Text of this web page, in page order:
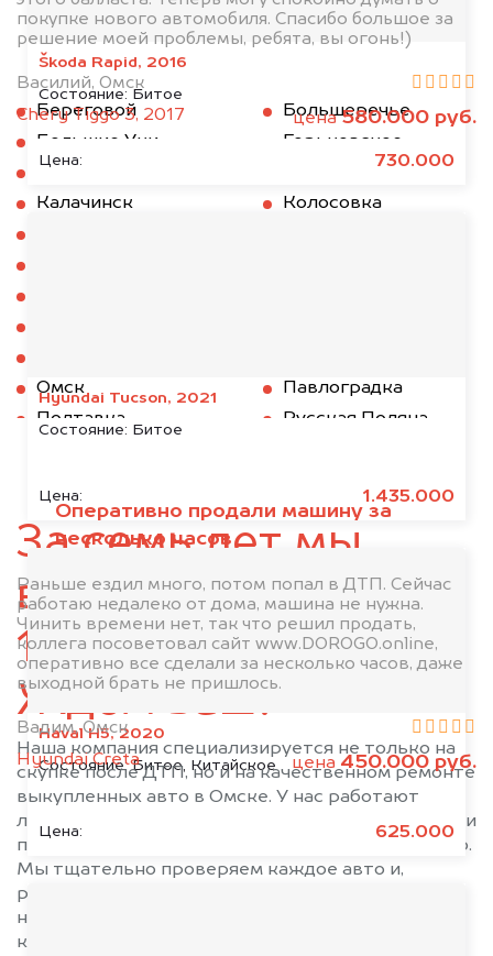
Škoda Rapid, 2016
Состояние: Битое
Цена: 730.000
Hyundai Tucson, 2021
Состояние: Битое
Цена: 1.435.000
Haval H5, 2020
Состояние:Битое, Китайское
Цена: 625.000
покупке нового автомобиля. Спасибо большое за
решение моей проблемы, ребята, вы огонь!)
Василий, Омск
Chery Tiggo 3, 2017
цена580.000 руб.
Оперативно продали машину за
несколько часов
Раньше ездил много, потом попал в ДТП. Сейчас
работаю недалеко от дома, машина не нужна.
Чинить времени нет, так что решил продать,
коллега посоветовал сайт www.DOROGO.online,
оперативно все сделали за несколько часов, даже
выходной брать не пришлось.
Вадим, Омск
Hyundai Creta
цена 450.000 руб.
Береговой
Большеречье
Большие Уки
Горьковское
Знаменское
Калачинск
Колосовка
Омск
Павлоградка
Полтавка
Русская Поляна
Тевриз
Тюкалинск
Усть-Ишим
Черлак
За семь лет мы
выкупили свыше
1.000 автомобилей.
Ждём ваш!
Наша компания специализируется не только на
скупке после ДТП, но и на качественном ремонте
выкупленных авто в Омске. У нас работают
лучшие специалисты в области оценки ремонта и
последующей перепродаже поддержанных авто.
Мы тщательно проверяем каждое авто и,
рассчитав возможную стоимость ремонта, мы
называем вам только реальную стоимость,
которая позволит уже сегодня продать ваше